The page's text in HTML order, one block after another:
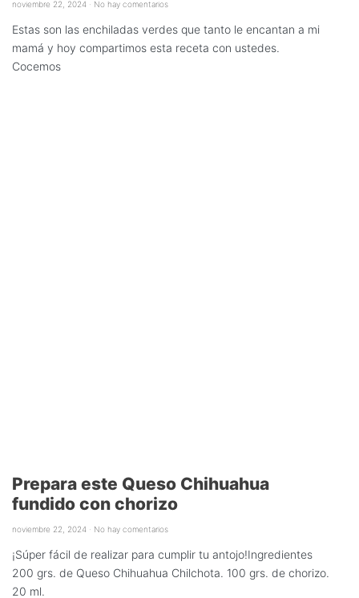
noviembre 22, 2024 No hay comentarios
Estas son las enchiladas verdes que tanto le encantan a mi
mamá y hoy compartimos esta receta con ustedes.
Cocemos
Prepara este Queso Chihuahua
fundido con chorizo
noviembre 22, 2024 No hay comentarios
¡Súper fácil de realizar para cumplir tu antojo!Ingredientes
200 grs. de Queso Chihuahua Chilchota. 100 grs. de chorizo.
20 ml.